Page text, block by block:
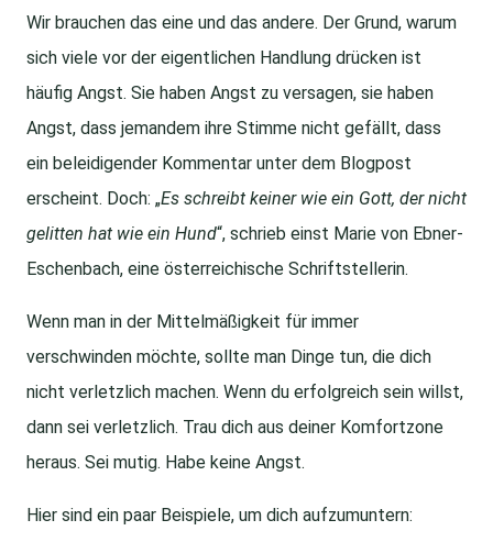
Wir brauchen das eine und das andere. Der Grund, warum
sich viele vor der eigentlichen Handlung drücken ist
häufig Angst. Sie haben Angst zu versagen, sie haben
Angst, dass jemandem ihre Stimme nicht gefällt, dass
ein beleidigender Kommentar unter dem Blogpost
erscheint. Doch: „Es schreibt keiner wie ein Gott, der nicht
gelitten hat wie ein Hund“, schrieb einst Marie von Ebner-
Eschenbach, eine österreichische Schriftstellerin.
Wenn man in der Mittelmäßigkeit für immer
verschwinden möchte, sollte man Dinge tun, die dich
nicht verletzlich machen. Wenn du erfolgreich sein willst,
dann sei verletzlich. Trau dich aus deiner Komfortzone
heraus. Sei mutig. Habe keine Angst.
Hier sind ein paar Beispiele, um dich aufzumuntern: